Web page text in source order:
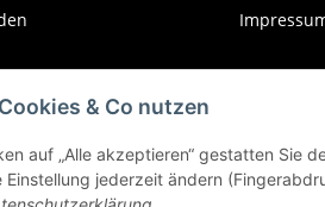
& Co nutzen
auf „Alle akzeptieren“ gestatten Sie
Einstellung jederzeit ändern